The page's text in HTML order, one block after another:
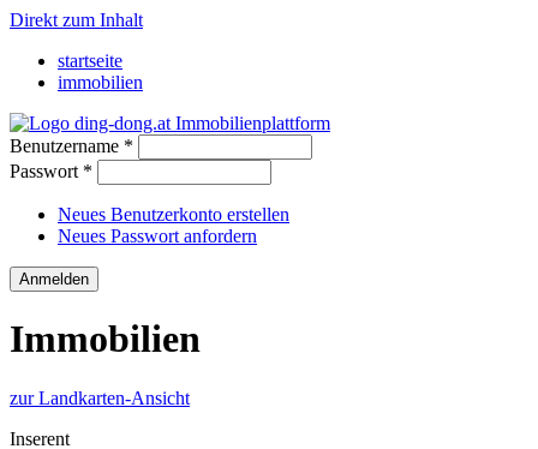
Direkt zum Inhalt
startseite
immobilien
Benutzername *
Passwort *
Neues Benutzerkonto erstellen
Neues Passwort anfordern
Immobilien
zur Landkarten-Ansicht
Inserent